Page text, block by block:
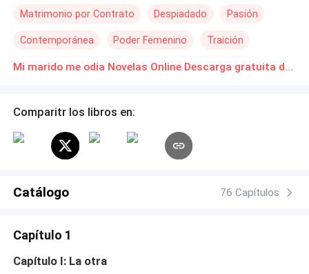
posibilidad de conocer al hombre que salvó su vida de un
muchos secretos que podrían unir a su salvador con el
marido que la odia, pero Richard oculta que Carolina le
cada vez que la ve. ¿Acaso puede florecer un amor entre
Matrimonio por Contrato Despiadado Pasión
Contemporánea Poder Femenino Traición
Millonario Instantáneo CEO Identidad oculta Mi marido me odia Novelas Online Descarga gratuita de PDF
Comparitr los libros en:
Catálogo 76 Capítulos
Capítulo 1
Capítulo I: La otra